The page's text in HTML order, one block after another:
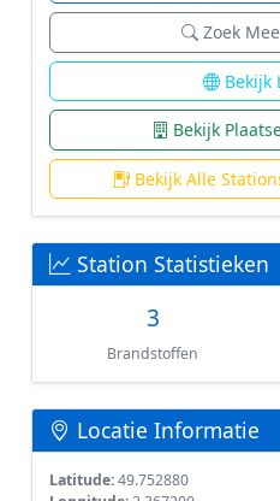
Zoek
Bekijk
Bekijk
Bekijk Alle
Station Statistieken
3
Brandstoffen
Locatie Informatie
Latitude:49.752880